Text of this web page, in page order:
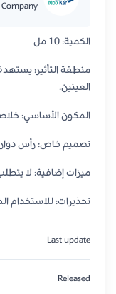
الكمية: 10 مل
منطقة التأثير:
العينين.
المكون الأساسي:
تصميم خاص: رأس دوار
ميزات إضافية: لا
تحذيرات: للاستخدام
Last update
Released